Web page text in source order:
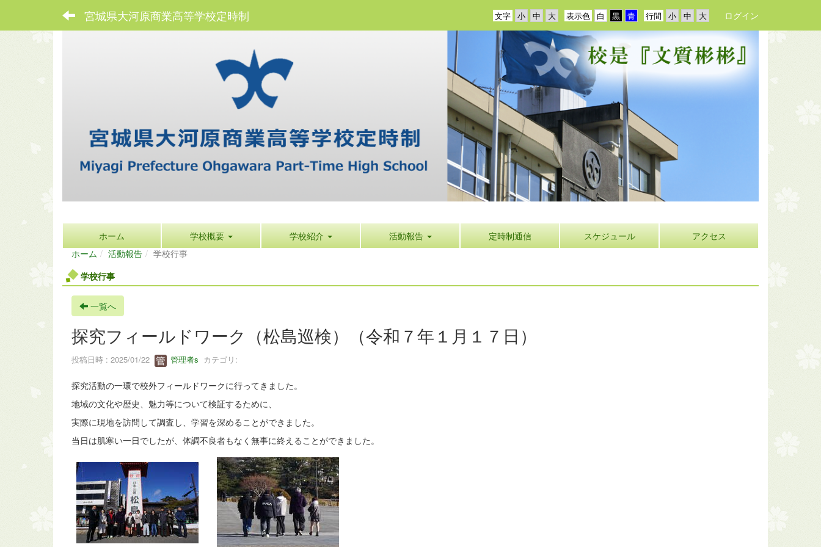
宮城県大河原商業高等学校定時制 行間
表示色
文字 ログイン
ホーム 学校概要 学校紹介 活動報告 定時制通信 スケジュール
アクセス
ホーム
活動報告
学校行事
学校行事
一覧へ
探究フィールドワーク（松島巡検）（令和７年１月１７日）
投稿日時 : 2025/01/22 管理者s カテゴリ:
探究活動の一環で校外フィールドワークに行ってきました。
地域の文化や歴史、魅力等について検証するために、
実際に現地を訪問して調査し、学習を深めることができました。
当日は肌寒い一日でしたが、体調不良者もなく無事に終えることができました。